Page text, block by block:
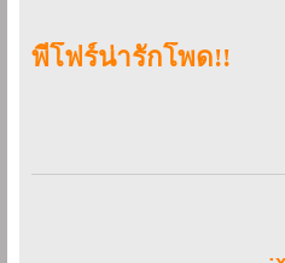
พี่โฟร์น่ารักโพด!!